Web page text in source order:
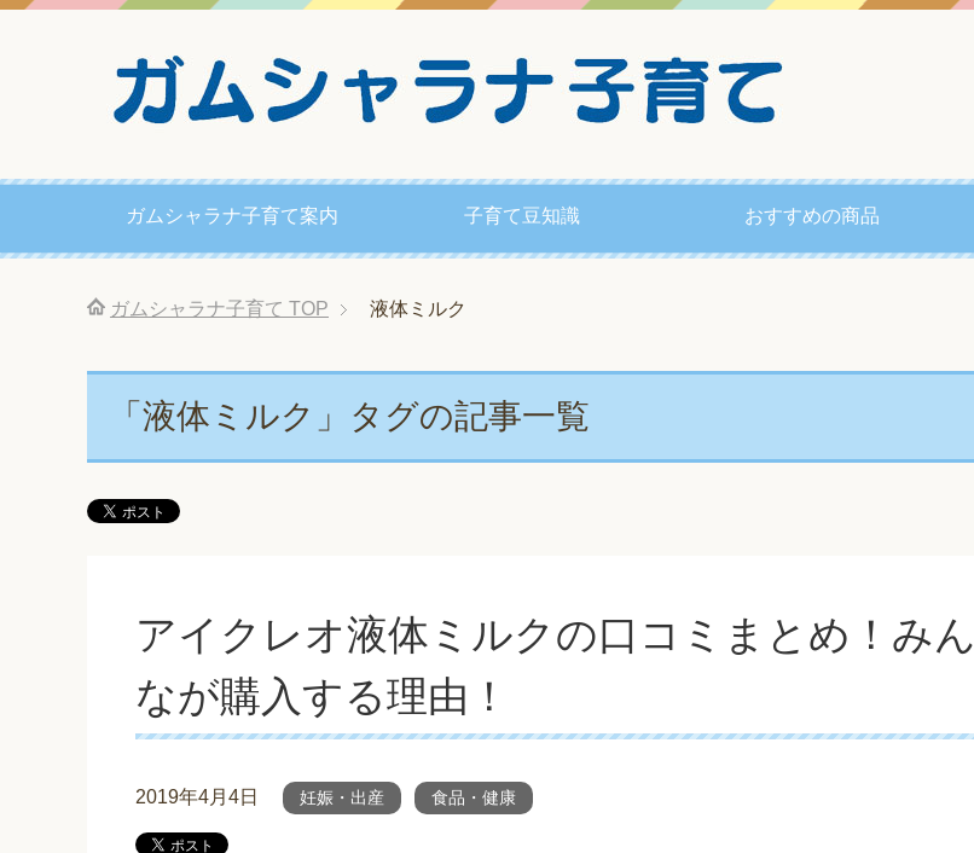
ガムシャラナ子育て案内 子育て豆知識 おすすめの商品
ガムシャラナ子育て TOP 液体ミルク
「液体ミルク」タグの記事一覧
アイクレオ液体ミルクの口コミまとめ！みん
なが購入する理由！
2019年4月4日 妊娠・出産 食品・健康